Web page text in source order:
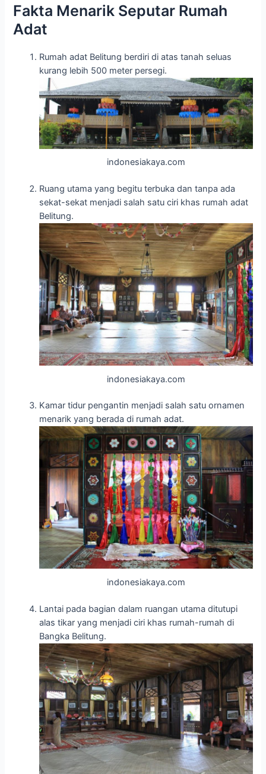
Fakta Menarik Seputar Rumah
Adat
Rumah adat Belitung berdiri di atas tanah seluas
kurang lebih 500 meter persegi.
indonesiakaya.com
Ruang utama yang begitu terbuka dan tanpa ada
sekat-sekat menjadi salah satu ciri khas rumah adat
Belitung.
indonesiakaya.com
Kamar tidur pengantin menjadi salah satu ornamen
menarik yang berada di rumah adat.
indonesiakaya.com
Lantai pada bagian dalam ruangan utama ditutupi
alas tikar yang menjadi ciri khas rumah-rumah di
Bangka Belitung.